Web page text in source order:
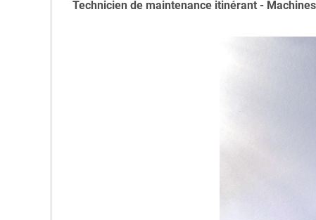
Technicien de maintenance itinérant -